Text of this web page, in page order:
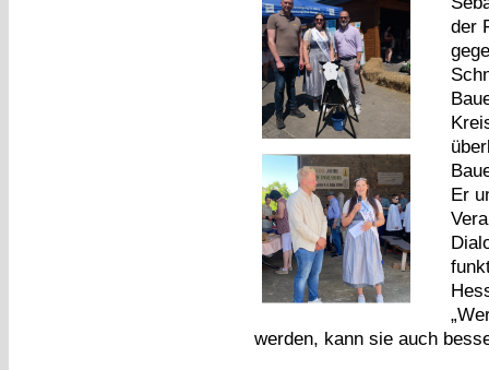
der
Er
werden, kann sie auch